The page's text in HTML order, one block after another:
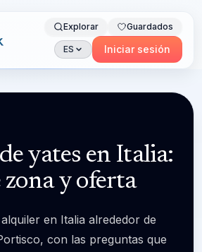
Explorar Guardados
ES Iniciar sesión
yates en Italia:
y oferta
en Italia alrededor de
con las preguntas que